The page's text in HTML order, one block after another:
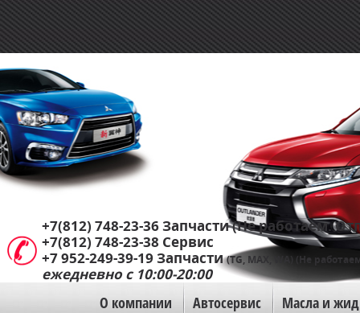
О компании Автосервис Масла и
+7(812) 748-23-36 Запчасти (Не работаем.
+7(812) 748-23-38 Сервис
+7 952-249-39-19 Запчасти(TG, MAX, WA) (Не
ежедневно с 10:00-20:00